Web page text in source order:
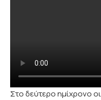
Στο δεύτερο ημίχρονο